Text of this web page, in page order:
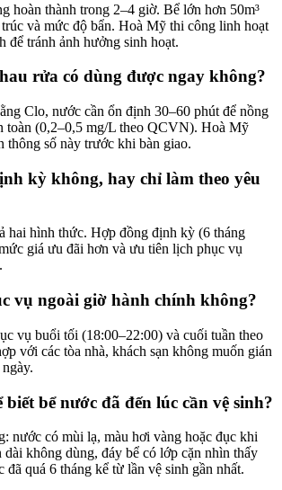
hoàn thành trong 2–4 giờ. Bể lớn hơn 50m³
và mức độ bẩn. Hoà Mỹ thi công linh hoạt
để tránh ảnh hưởng sinh hoạt.
rửa có dùng được ngay không?
Clo, nước cần ổn định 30–60 phút để nồng
toàn (0,2–0,5 mg/L theo QCVN). Hoà Mỹ
thông số này trước khi bàn giao.
kỳ không, hay chỉ làm theo yêu
hai hình thức. Hợp đồng định kỳ (6 tháng
giá ưu đãi hơn và ưu tiên lịch phục vụ
vụ ngoài giờ hành chính không?
vụ buổi tối (18:00–22:00) và cuối tuần theo
với các tòa nhà, khách sạn không muốn gián
bể nước đã đến lúc cần vệ sinh?
nước có mùi lạ, màu hơi vàng hoặc đục khi
dài không dùng, đáy bể có lớp cặn nhìn thấy
đã quá 6 tháng kể từ lần vệ sinh gần nhất.